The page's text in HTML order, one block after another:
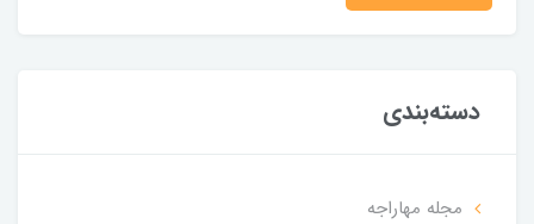
دسته‌بندی
مجله مهاراجه